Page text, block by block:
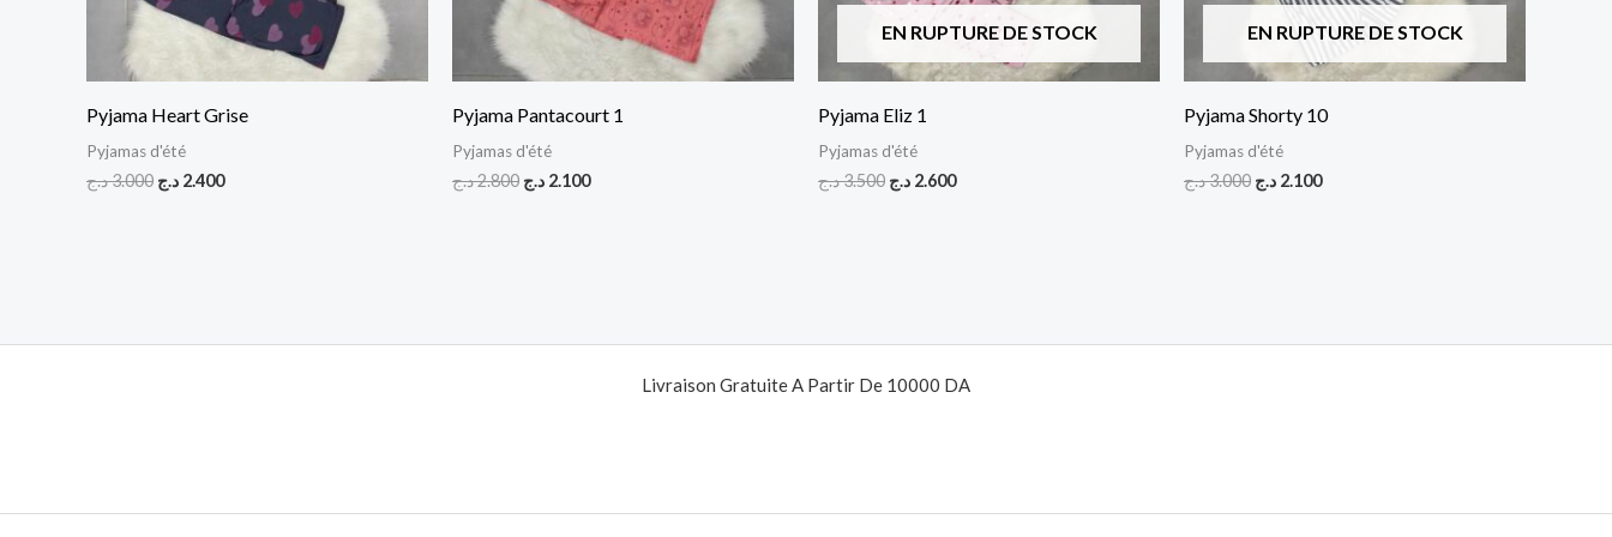
Pyjama Heart Grise
Pyjamas d'été
3.000د.ج 2.400 د.ج
Pyjama Pantacourt 1
Pyjamas d'été
2.800د.ج 2.100 د.ج
EN RUPTURE DE STOCK
Pyjama Eliz 1
Pyjamas d'été
3.500د.ج 2.600 د.ج
EN RUPTURE DE STOCK
Pyjama Shorty 10
Pyjamas d'été
3.000د.ج 2.100 د.ج
Livraison Gratuite A Partir De 10000 DA